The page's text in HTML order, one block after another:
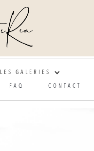
LES GALERIES
FAQ CONTACT